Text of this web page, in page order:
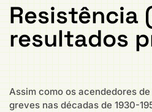
Resistência
resultados
Assim como os acendedores
greves nas décadas de 1930-